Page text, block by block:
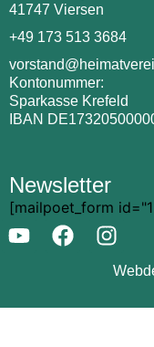
41747 Viersen
+49 173 513 3684
Kontonummer:
Sparkasse Krefeld
IBAN
Newsletter
[mailpoet_form